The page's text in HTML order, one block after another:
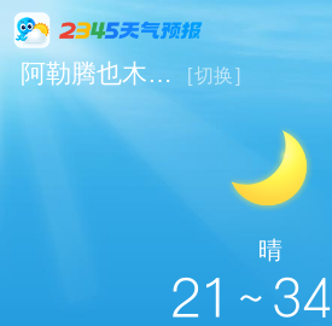
阿勒腾也木勒乡天气 [切换]
晴
21 ~ 34